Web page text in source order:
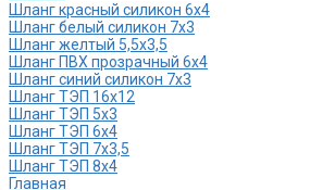
Шланг красный силикон 6х4
Шланг белый силикон 7х3
Шланг желтый 5,5х3,5
Шланг ПВХ прозрачный 6х4
Шланг синий силикон 7х3
Шланг ТЭП 16х12
Шланг ТЭП 5х3
Шланг ТЭП 6х4
Шланг ТЭП 7х3,5
Шланг ТЭП 8х4
Главная